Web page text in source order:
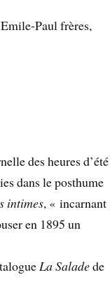
Paul frères,
des heures d’été
dans le posthume
intimes, « incarnant
en 1895 un
La Saladede